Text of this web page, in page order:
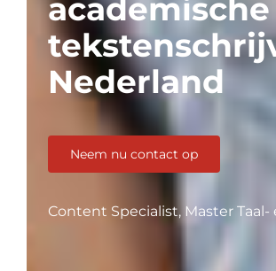
academische
Nederland
Neem nu contact op
Content Specialist, Master